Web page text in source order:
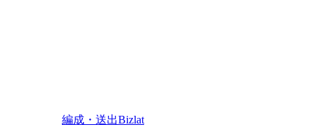
編成・送出Bizlat